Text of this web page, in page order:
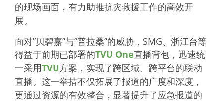
的现场画面，有力助推抗灾救援工作的高效开
展。
面对”贝碧嘉”与”普拉桑”的威胁，SMG、浙江台等
得益于前期已部署的TVU One直播背包，迅速统
一采用TVU方案，实现了跨区域、跨平台的联动
直播。这一举措不仅拓展了报道的广度和深度，
更通过资源的有效整合，显著提升了应急报道的